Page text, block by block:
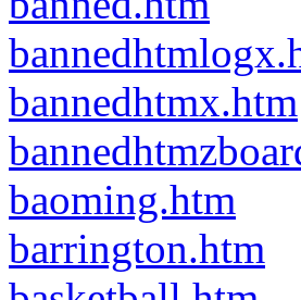
bannedhtmx.htm
baoming.htm
barrington.htm